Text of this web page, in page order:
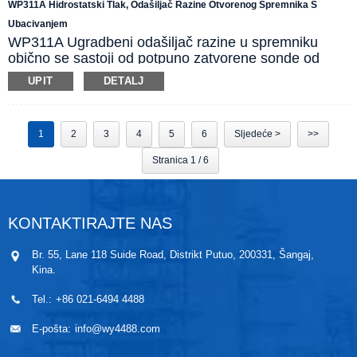
visokostandardne primjene upravljanja procesima. L-
oblikovani nosač za montažu na zid/cijev i ostali
pribor mogu dodatno poboljšati performanse
proizvoda.
WP311A Hidrostatski Tlak, Odašiljač Razine Otvorenog Spremnika S
Ubacivanjem
WP311A Ugradbeni odašiljač razine u spremniku
obično se sastoji od potpuno zatvorene sonde od
nehrđajućeg čelika i električnog kabela za cijev koji
postiže IP68 zaštitu. Proizvod može mjeriti i
umetanjem sonde u dno i detektiranjem hidrostatskog
tlaka. Dvožilni ventilirani kabel za cijev pruža
praktičan i brz izlaz od 4~20mA i napajanje od
UPIT DETALJ
1 2 3 4 5 6 Sljedeće > >>
Stranica 1 / 6
KONTAKTIRAJTE NAS
Br. 55, Lane 118 Suide Road, Distrikt Putuo, 200331, Šangaj,
Kina.
Tel.: +86 021-6494 4488
E-pošta: info@wy4488.com